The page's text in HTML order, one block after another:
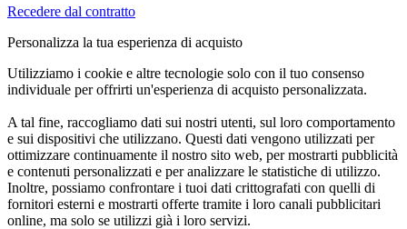
Recedere dal contratto
Personalizza la tua esperienza di acquisto
Utilizziamo i cookie e altre tecnologie solo con il tuo consenso
individuale per offrirti un'esperienza di acquisto personalizzata.
A tal fine, raccogliamo dati sui nostri utenti, sul loro comportamento
e sui dispositivi che utilizzano. Questi dati vengono utilizzati per
ottimizzare continuamente il nostro sito web, per mostrarti pubblicità
e contenuti personalizzati e per analizzare le statistiche di utilizzo.
Inoltre, possiamo confrontare i tuoi dati crittografati con quelli di
fornitori esterni e mostrarti offerte tramite i loro canali pubblicitari
online, ma solo se utilizzi già i loro servizi.